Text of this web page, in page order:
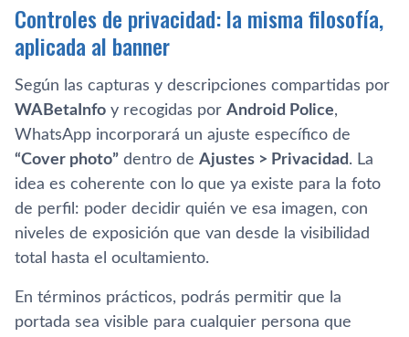
Controles de privacidad: la misma filosofía,
aplicada al banner
Según las capturas y descripciones compartidas por
WABetaInfo y recogidas por Android Police,
WhatsApp incorporará un ajuste específico de
“Cover photo” dentro de Ajustes > Privacidad . La
idea es coherente con lo que ya existe para la foto
de perfil: poder decidir quién ve esa imagen, con
niveles de exposición que van desde la visibilidad
total hasta el ocultamiento.
En términos prácticos, podrás permitir que la
portada sea visible para cualquier persona que